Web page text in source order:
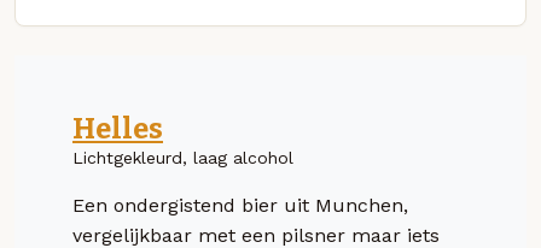
Helles
Lichtgekleurd, laag alcohol
Een ondergistend bier uit Munchen,
vergelijkbaar met een pilsner maar iets